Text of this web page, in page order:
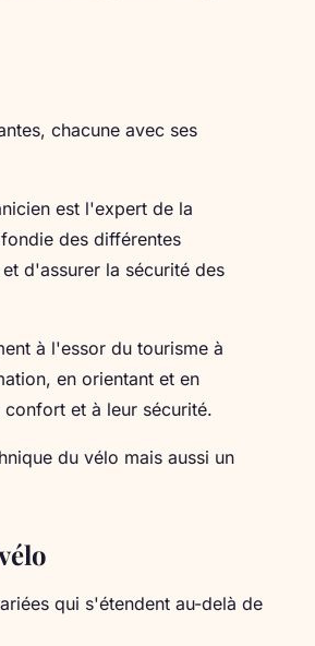
chacune avec ses
est l'expert de la
des différentes
d'assurer la sécurité des
à l'essor du tourisme à
en orientant et en
et à leur sécurité.
du vélo mais aussi un
qui s'étendent au-delà de